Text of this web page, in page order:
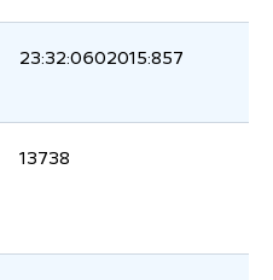
23:32:0602015:857
13738